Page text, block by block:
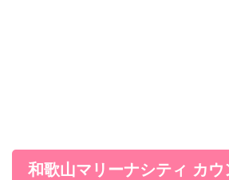
和歌山マリーナシティ カ